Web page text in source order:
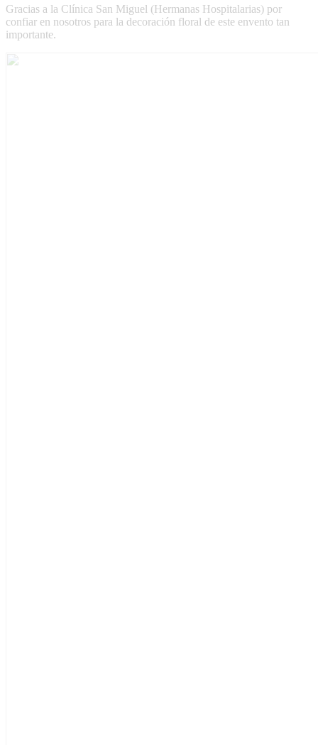
Gracias a la Clínica San Miguel (Hermanas Hospitalarias) por
confiar en nosotros para la decoración floral de este envento tan
importante.